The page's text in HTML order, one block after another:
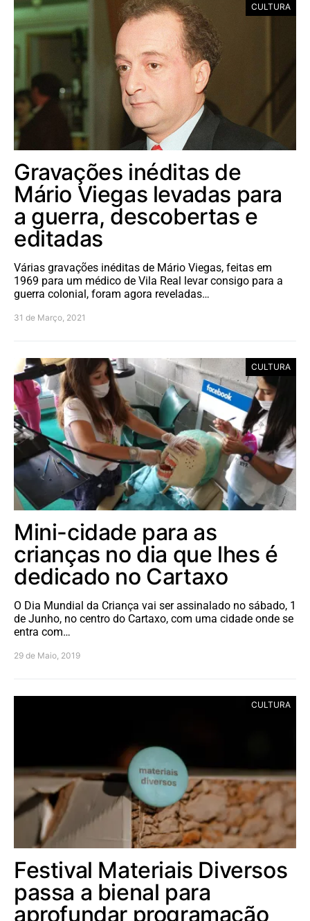
CULTURA
Gravações inéditas de
Mário Viegas levadas para
a guerra, descobertas e
editadas
Várias gravações inéditas de Mário Viegas, feitas em
1969 para um médico de Vila Real levar consigo para a
guerra colonial, foram agora reveladas…
31 de Março, 2021
CULTURA
Mini-cidade para as
crianças no dia que lhes é
dedicado no Cartaxo
O Dia Mundial da Criança vai ser assinalado no sábado, 1
de Junho, no centro do Cartaxo, com uma cidade onde se
entra com…
29 de Maio, 2019
CULTURA
Festival Materiais Diversos
passa a bienal para
aprofundar programação